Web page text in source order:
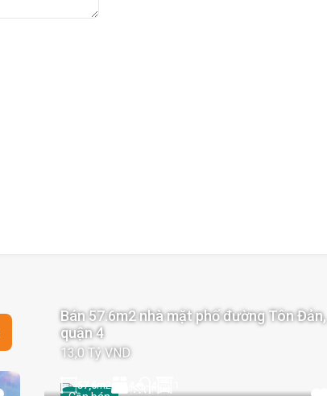
Bán 57.6m2 nhà mặt phố đường Tôn Đản,
quận 4
13,0 Tỷ VND
57,6m2